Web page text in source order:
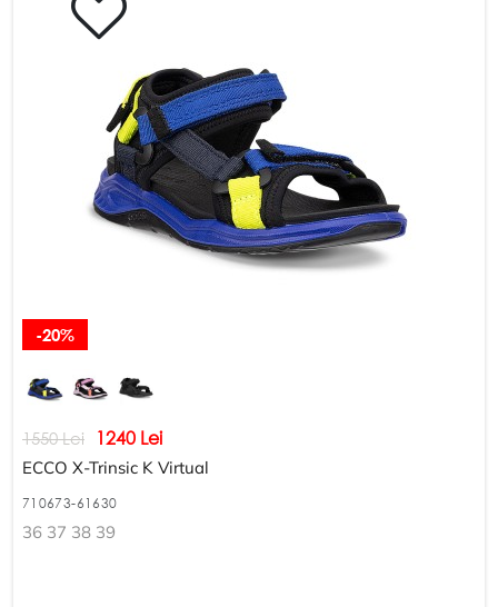
-20%
1550 Lei 1240 Lei
ECCO X-Trinsic K Virtual
710673-61630
36 37 38 39